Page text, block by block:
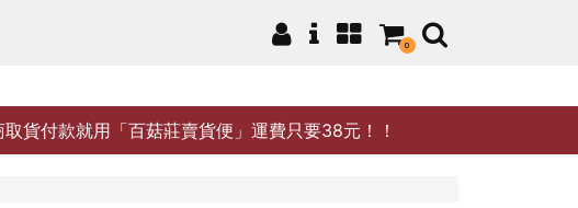
0
貨付款就用「百菇莊賣貨便」運費只要38元！！